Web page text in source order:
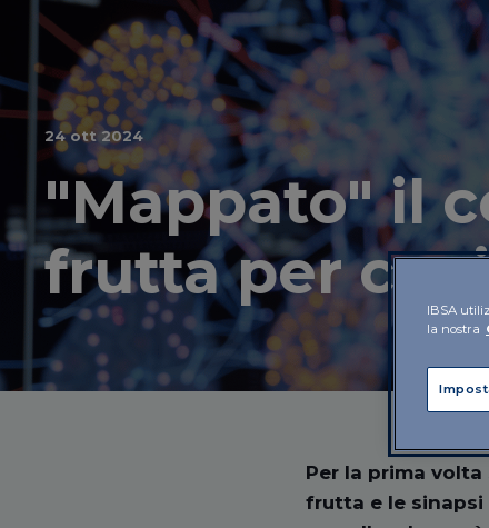
24 ott 2024
"Mappato" il
frutta per
Per la prima volta
frutta e le
IBSA
la nostra